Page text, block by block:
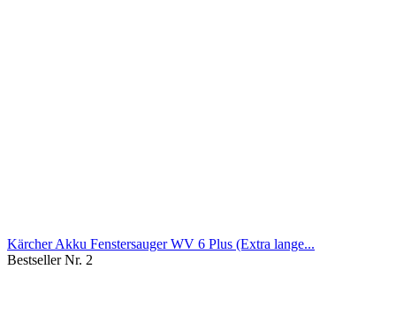
Kärcher Akku Fenstersauger WV 6 Plus (Extra lange...
Bestseller Nr. 2